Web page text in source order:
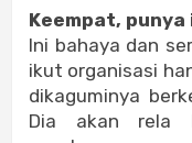
Keempat,
Ini bahaya dan
ikut organisasi
dikaguminya
Dia akan rela